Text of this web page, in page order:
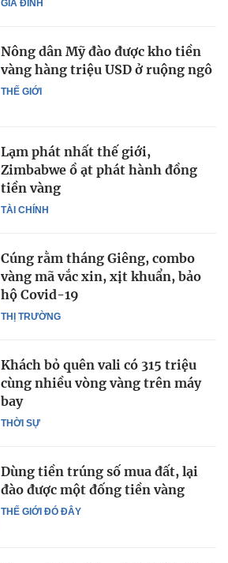
GIA ĐÌNH
THẾ GIỚI
Nông dân Mỹ đào được kho tiền
vàng hàng triệu USD ở ruộng ngô
TÀI CHÍNH
Lạm phát nhất thế giới,
Zimbabwe ồ ạt phát hành đồng
tiền vàng
THỊ TRƯỜNG
Cúng rằm tháng Giêng, combo
vàng mã vắc xin, xịt khuẩn, bảo
hộ Covid-19
THỜI SỰ
Khách bỏ quên vali có 315 triệu
cùng nhiều vòng vàng trên máy
bay
THẾ GIỚI ĐÓ ĐÂY
Dùng tiền trúng số mua đất, lại
đào được một đống tiền vàng